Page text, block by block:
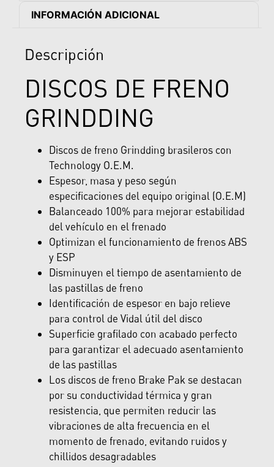
INFORMACIÓN ADICIONAL
Descripción
DISCOS DE FRENO
GRINDDING
Discos de freno Grindding brasileros con
Technology O.E.M.
Espesor, masa y peso según
especificaciones del equipo original (O.E.M)
Balanceado 100% para mejorar estabilidad
del vehículo en el frenado
Optimizan el funcionamiento de frenos ABS
y ESP
Disminuyen el tiempo de asentamiento de
las pastillas de freno
Identificación de espesor en bajo relieve
para control de Vidal útil del disco
Superficie grafilado con acabado perfecto
para garantizar el adecuado asentamiento
de las pastillas
Los discos de freno Brake Pak se destacan
por su conductividad térmica y gran
resistencia, que permiten reducir las
vibraciones de alta frecuencia en el
momento de frenado, evitando ruidos y
chillidos desagradables